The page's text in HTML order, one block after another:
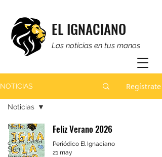
EL IGNACIANO
Las noticias en tus manos
NOTICIAS Regístrate
Noticias
¿Qué pasa
San
Noticias
Feliz Verano 2026
Periódico El Ignaciano
21 may